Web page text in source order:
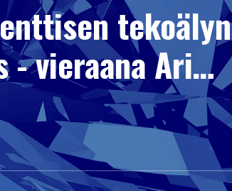
tekoälyn
vieraana Ari